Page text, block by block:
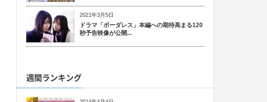
2021年3月5日
ドラマ「ボーダレス」本編への期待高まる120
秒予告映像が公開...
週間ランキング